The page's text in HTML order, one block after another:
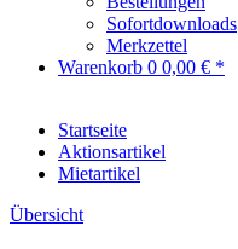
Sofortdownloads
Merkzettel
Warenkorb 0 0,00 € *
Startseite
Aktionsartikel
Mietartikel
Übersicht